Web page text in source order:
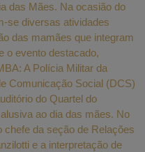
das Mães. Na ocasião do
se diversas atividades
das mamães que integram
o evento destacado,
A Polícia Militar da
Comunicação Social (DCS)
do Quartel do
ao dia das mães. No
chefe da seção de Relações
e a interpretação de